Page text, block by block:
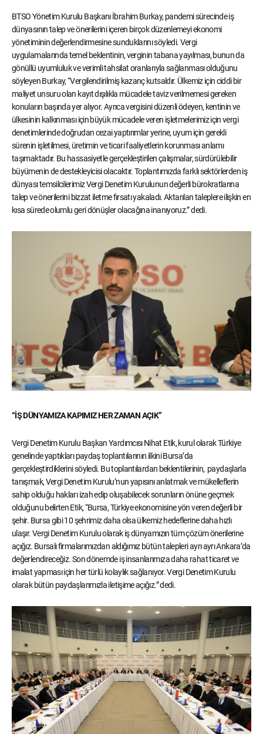
BTSO Yönetim Kurulu Başkanı İbrahim Burkay, pandemi sürecinde iş
dünyasının talep ve önerilerini içeren birçok düzenlemeyi ekonomi
yönetiminin değerlendirmesine sunduklarını söyledi. Vergi
uygulamalarında temel beklentinin, verginin tabana yayılması, bunun da
gönüllü uyumluluk ve verimli tahsilat oranlarıyla sağlanması olduğunu
söyleyen Burkay, “Vergilendirilmiş kazanç kutsaldır. Ülkemiz için ciddi bir
maliyet unsuru olan kayıt dışılıkla mücadele taviz verilmemesi gereken
konuların başında yer alıyor. Ayrıca vergisini düzenli ödeyen, kentinin ve
ülkesinin kalkınması için büyük mücadele veren işletmelerimiz için vergi
denetimlerinde doğrudan cezai yaptırımlar yerine, uyum için gerekli
sürenin işletilmesi, üretimin ve ticari faaliyetlerin korunması anlamı
taşımaktadır. Bu hassasiyetle gerçekleştirilen çalışmalar, sürdürülebilir
büyümenin de destekleyicisi olacaktır. Toplantımızda farklı sektörlerden iş
dünyası temsilcilerimiz Vergi Denetim Kurulunun değerli bürokratlarına
talep ve önerilerini bizzat iletme fırsatı yakaladı. Aktarılan taleplere ilişkin en
kısa sürede olumlu geri dönüşler olacağına inanıyoruz.” dedi.
“İŞ DÜNYAMIZA KAPIMIZ HER ZAMAN AÇIK”
Vergi Denetim Kurulu Başkan Yardımcısı Nihat Etik, kurul olarak Türkiye
genelinde yaptıkları paydaş toplantılarının ilkini Bursa’da
gerçekleştirdiklerini söyledi. Bu toplantılardan beklentilerinin, paydaşlarla
tanışmak, Vergi Denetim Kurulu’nun yapısını anlatmak ve mükelleflerin
sahip olduğu hakları izah edip oluşabilecek sorunların önüne geçmek
olduğunu belirten Etik, “Bursa, Türkiye ekonomisine yön veren değerli bir
şehir. Bursa gibi 10 şehrimiz daha olsa ülkemiz hedeflerine daha hızlı
ulaşır. Vergi Denetim Kurulu olarak iş dünyamızın tüm çözüm önerilerine
açığız. Bursalı firmalarımızdan aldığımız bütün talepleri ayrı ayrı Ankara’da
değerlendireceğiz. Son dönemde iş insanlarımıza daha rahat ticaret ve
imalat yapması için her türlü kolaylık sağlanıyor. Vergi Denetim Kurulu
olarak bütün paydaşlarımızla iletişime açığız.” dedi.